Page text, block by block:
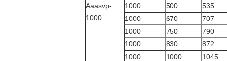
Aaasvp-
1000
1000 500 535
1000
670 707
1000
750 790
1000
830 872
1000
1000 1045